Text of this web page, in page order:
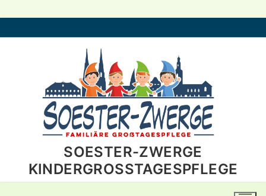
Inhalt
SOESTER-ZWERGE
KINDERGROSSTAGESPFLEGE